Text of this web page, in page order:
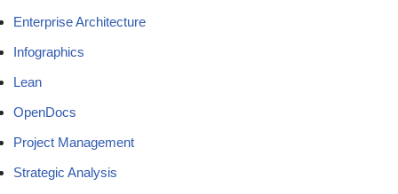
Enterprise Architecture
Infographics
Lean
OpenDocs
Project Management
Strategic Analysis